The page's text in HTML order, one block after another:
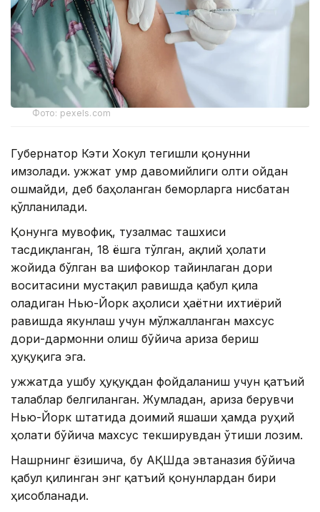
Фото: pexels.com
Губернатор Кэти Хокул тегишли қонунни
имзолади. Ҳужжат умр давомийлиги олти ойдан
ошмайди, деб баҳоланган беморларга нисбатан
қўлланилади.
Қонунга мувофиқ, тузалмас ташхиси
тасдиқланган, 18 ёшга тўлган, ақлий ҳолати
жойида бўлган ва шифокор тайинлаган дори
воситасини мустақил равишда қабул қила
оладиган Нью-Йорк аҳолиси ҳаётни ихтиёрий
равишда якунлаш учун мўлжалланган махсус
дори-дармонни олиш бўйича ариза бериш
ҳуқуқига эга.
Ҳужжатда ушбу ҳуқуқдан фойдаланиш учун қатъий
талаблар белгиланган. Жумладан, ариза берувчи
Нью-Йорк штатида доимий яшаши ҳамда руҳий
ҳолати бўйича махсус текширувдан ўтиши лозим.
Нашрнинг ёзишича, бу АҚШда эвтаназия бўйича
қабул қилинган энг қатъий қонунлардан бири
ҳисобланади.